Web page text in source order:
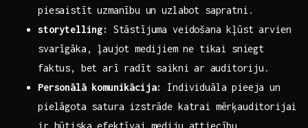
piesaistīt uzmanību ⁤un uzlabot sapratni.
storytelling:
‌Stāstījuma‍ veidošana kļūst arvien
svarīgāka, ⁢ļaujot medijiem ⁤ne​ tikai sniegt
faktus, ‌bet arī ⁣radīt‍ saikni ar ⁢auditoriju.
Personālā komunikācija:
Individuāla pieeja un‍
pielāgota satura izstrāde katrai​ mērķauditorijai